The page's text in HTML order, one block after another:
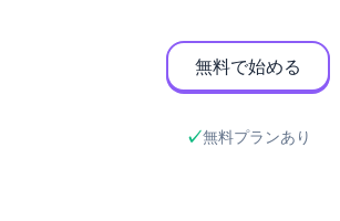
無料で始める
無料プランあり